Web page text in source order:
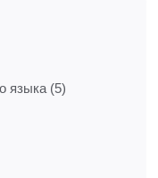
языка (5)